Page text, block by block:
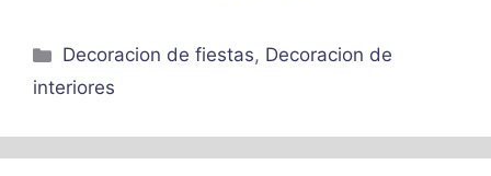
Categorías
Decoracion de fiestas, Decoracion de
interiores